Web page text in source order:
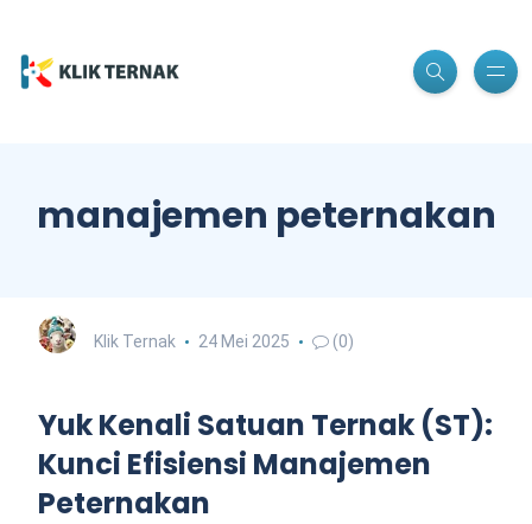
manajemen peternakan
Klik Ternak 24 Mei 2025 (0)
Yuk Kenali Satuan Ternak (ST):
Kunci Efisiensi Manajemen
Peternakan